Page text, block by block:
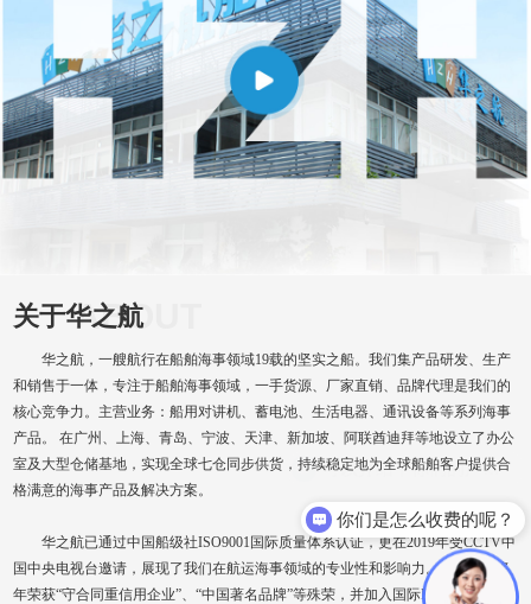
关于华之航
ABOUT
华之航，一艘航行在船舶海事领域19载的坚实之船。我们集产品研发、生产
和销售于一体，专注于船舶海事领域，一手货源、厂家直销、品牌代理是我们的
核心竞争力。主营业务：船用对讲机、蓄电池、生活电器、通讯设备等系列海事
产品。 在广州、上海、青岛、宁波、天津、新加坡、阿联酋迪拜等地设立了办公
室及大型仓储基地，实现全球七仓同步供货，持续稳定地为全球船舶客户提供合
格满意的海事产品及解决方案。
华之航已通过中国船级社ISO9001国际质量体系认证，更在2019年受CCTV中
国中央电视台邀请，展现了我们在航运海事领域的专业性和影响力。企业连续多
年荣获“守合同重信用企业”、“中国著名品牌”等殊荣，并加入国际IMPA协会、
你们是怎么收费的呢？